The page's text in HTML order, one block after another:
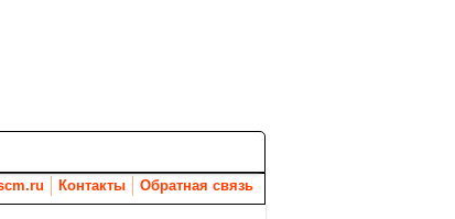
Контакты Обратная связь